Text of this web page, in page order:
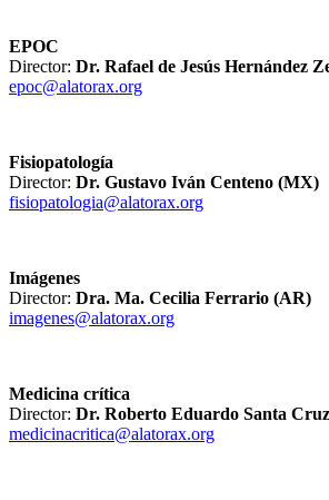
EPOC
Director: Dr. Rafael de Jesús Hernández
epoc@alatorax.org
Fisiopatología
Director: Dr. Gustavo Iván Centeno (MX)
fisiopatologia@alatorax.org
Imágenes
Director: Dra. Ma. Cecilia Ferrario (AR)
imagenes@alatorax.org
Medicina crítica
Director: Dr. Roberto Eduardo Santa
medicinacritica@alatorax.org